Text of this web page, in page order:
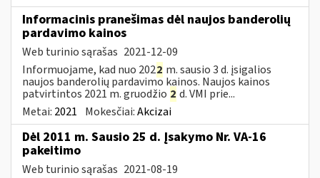
Informacinis pranešimas dėl naujos banderolių
pardavimo kainos
Web turinio sąrašas 2021-12-09
Informuojame, kad nuo 2022 m. sausio 3 d. įsigalios
naujos banderolių pardavimo kainos. Naujos kainos
patvirtintos 2021 m. gruodžio 2 d. VMI prie...
Metai: 2021 Mokesčiai:Akcizai
Dėl 2011 m. Sausio 25 d. Įsakymo Nr. VA-16
pakeitimo
Web turinio sąrašas 2021-08-19